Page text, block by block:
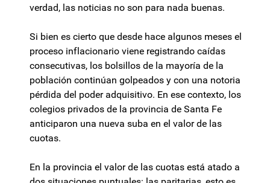
verdad, las noticias no son para nada buenas.
Si bien es cierto que desde hace algunos meses el
proceso inflacionario viene registrando caídas
consecutivas, los bolsillos de la mayoría de la
población continúan golpeados y con una notoria
pérdida del poder adquisitivo. En ese contexto, los
colegios privados de la provincia de Santa Fe
anticiparon una nueva suba en el valor de las
cuotas.
En la provincia el valor de las cuotas está atado a